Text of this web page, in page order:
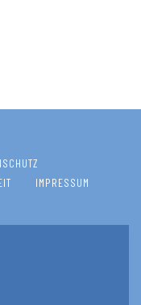
IMPRESSUM